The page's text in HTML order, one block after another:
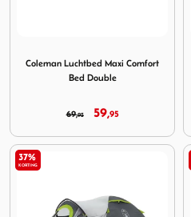
Coleman Luchtbed Maxi Comfort
Bed Double
69,95 59,95
37%
KORTING